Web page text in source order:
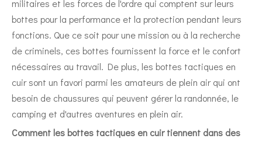
militaires et les forces de l'ordre qui comptent sur leurs
bottes pour la performance et la protection pendant leurs
fonctions. Que ce soit pour une mission ou à la recherche
de criminels, ces bottes fournissent la force et le confort
nécessaires au travail. De plus, les bottes tactiques en
cuir sont un favori parmi les amateurs de plein air qui ont
besoin de chaussures qui peuvent gérer la randonnée, le
camping et d'autres aventures en plein air.
Comment les bottes tactiques en cuir tiennent dans des